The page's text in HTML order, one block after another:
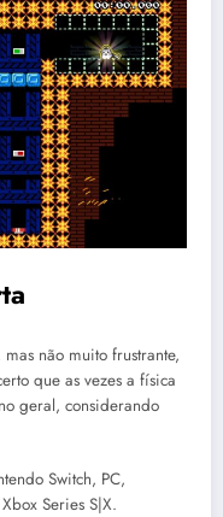
não muito frustrante,
que as vezes a física
geral, considerando
Switch, PC,
Series S|X.